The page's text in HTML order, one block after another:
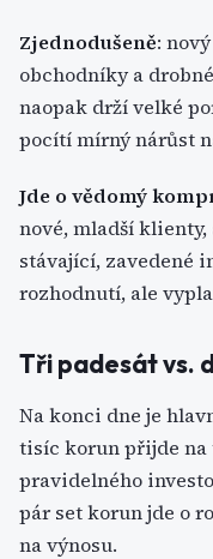
Zjednodušeně:
obchodníky a
naopak drží velké
pocítí mírný nárůst
Jde o vědomý
nové, mladší
stávající, zavedené
rozhodnutí, ale
Tři padesát vs.
Na konci dne je
tisíc korun přijde na
pravidelného
pár set korun jde o
na výnosu.